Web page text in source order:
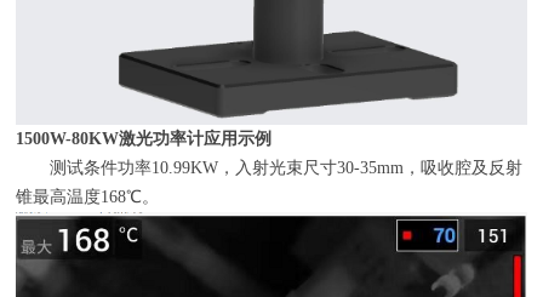
1500W-80KW激光功率计应用示例
测试条件功率10.99KW ，入射光束尺寸30-35mm ，吸收腔及反射
锥最高温度168℃。